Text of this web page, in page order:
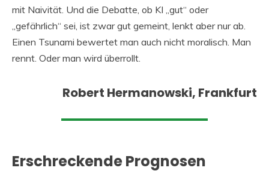
mit Naivität. Und die Debatte, ob KI „gut“ oder
„gefährlich“ sei, ist zwar gut gemeint, lenkt aber nur ab.
Einen Tsunami bewertet man auch nicht moralisch. Man
rennt. Oder man wird überrollt.
Robert Hermanowski, Frankfurt
Erschreckende Prognosen